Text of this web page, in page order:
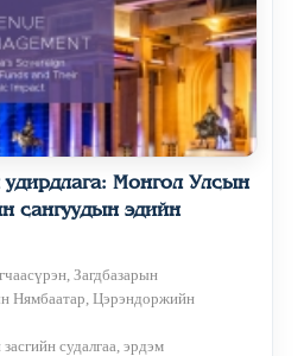
Монгол Улсын
сангуудын эдийн
Загдбазарын
Нямбаатар, Цэрэндоржийн
судалгаа, эрдэм